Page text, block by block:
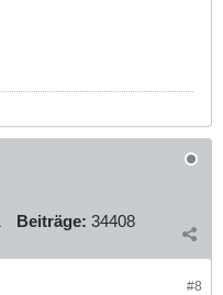
Beiträge: 34408
#8